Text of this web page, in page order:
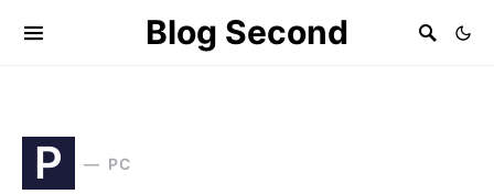
Blog Second
P PC